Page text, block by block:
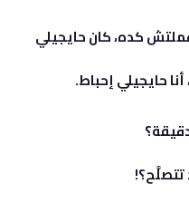
كده، كان حايجيلي
حايجيلي إحباط.
تتصلَّح؟!